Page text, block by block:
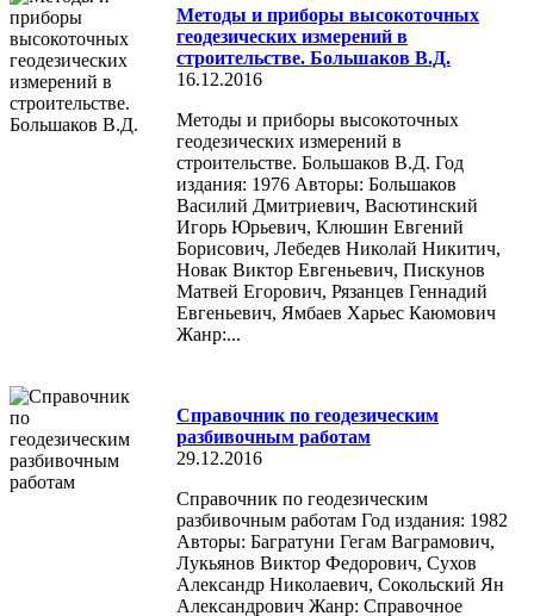
Методы и приборы высокоточных
геодезических измерений в
строительстве. Большаков В.Д.
16.12.2016
Методы и приборы высокоточных
геодезических измерений в
строительстве. Большаков В.Д. Год
издания: 1976 Авторы: Большаков
Василий Дмитриевич, Васютинский
Игорь Юрьевич, Клюшин Евгений
Борисович, Лебедев Николай Никитич,
Новак Виктор Евгеньевич, Пискунов
Матвей Егорович, Рязанцев Геннадий
Евгеньевич, Ямбаев Харьес Каюмович
Жанр:...
Справочник по геодезическим
разбивочным работам
29.12.2016
Справочник по геодезическим
разбивочным работам Год издания: 1982
Авторы: Багратуни Гегам Ваграмович,
Лукьянов Виктор Федорович, Сухов
Александр Николаевич, Сокольский Ян
Александрович Жанр: Справочное